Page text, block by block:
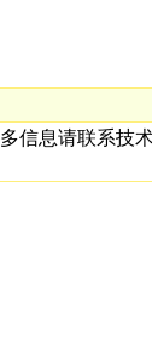
信息请联系技